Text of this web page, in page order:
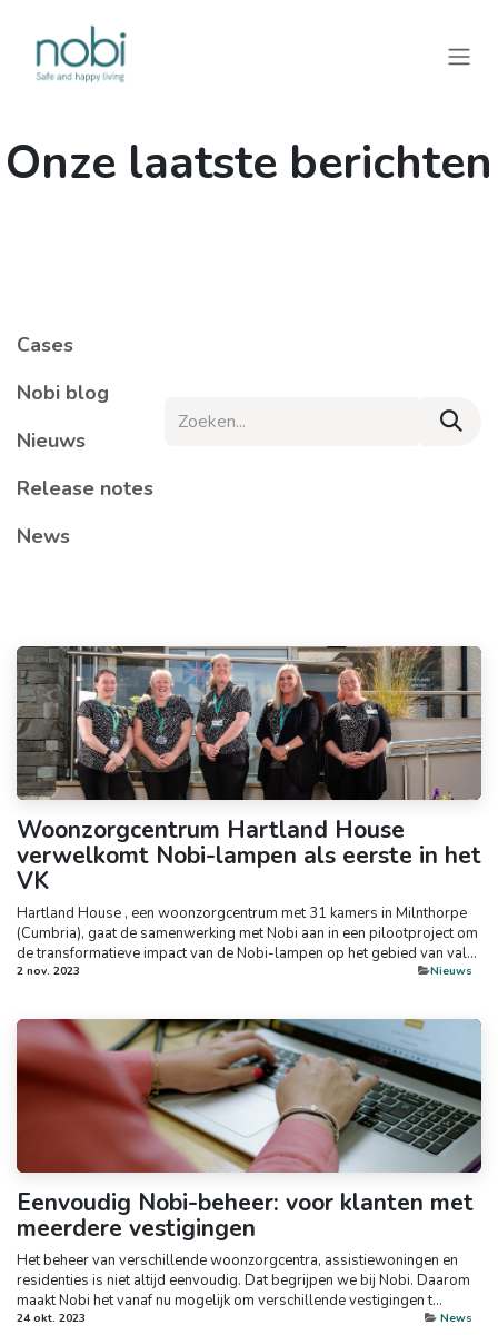
Onze laatste berichten
​Cases
​Nobi blog
​Nieuws
​Release notes
News
Woonzorgcentrum Hartland House
verwelkomt Nobi-lampen als eerste in het
VK
Hartland House , een woonzorgcentrum met 31 kamers in Milnthorpe
(Cumbria), gaat de samenwerking met Nobi aan in een pilootproject om
de transformatieve impact van de Nobi-lampen op het gebied van val...
2 nov. 2023 ​Nieuws
Eenvoudig Nobi-beheer: voor klanten met
meerdere vestigingen
Het beheer van verschillende woonzorgcentra, assistiewoningen en
residenties is niet altijd eenvoudig. Dat begrijpen we bij Nobi. Daarom
maakt Nobi het vanaf nu mogelijk om verschillende vestigingen t...
24 okt. 2023 News